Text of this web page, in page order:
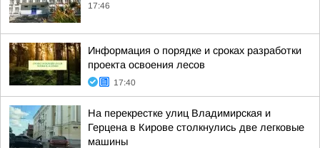
17:46
Информация о порядке и сроках разработки
проекта освоения лесов
17:40
На перекрестке улиц Владимирская и
Герцена в Кирове столкнулись две легковые
машины